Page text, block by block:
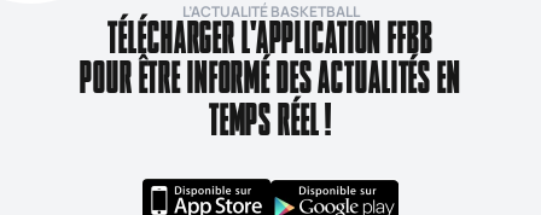
L’ACTUALITÉ BASKETBALL
TÉLÉCHARGER L'APPLICATION FFBB
POUR ÊTRE INFORMÉ DES ACTUALITÉS EN
TEMPS RÉEL !